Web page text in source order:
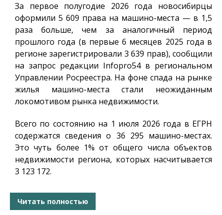
За первое полугодие 2026 года новосибирцы
оформили 5 609 права на машино-места — в 1,5
раза больше, чем за аналогичный период
прошлого года (в первые 6 месяцев 2025 года в
регионе зарегистрировали 3 639 прав), сообщили
на запрос редакции Infopro54в региональном
Управлении Росреестра. На фоне спада на рынке
жилья машино-места стали неожиданным
локомотивом рынка недвижимости.
Всего по состоянию на 1 июля 2026 года в ЕГРН
содержатся сведения о 36 295 машино-местах.
Это чуть более 1% от общего числа объектов
недвижимости региона, которых насчитывается
3 123 172.
Читать полностью